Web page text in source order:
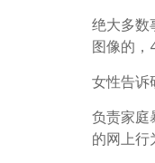
绝大多数
图像的，
女性告诉
负责家庭
的网上行